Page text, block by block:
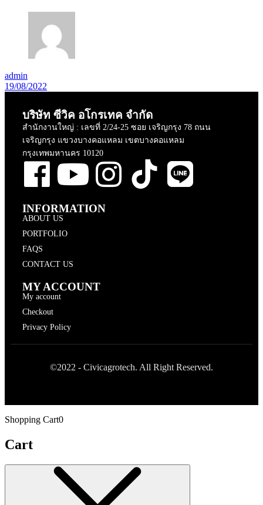
admin
19/08/2022
บริษัท ซีวิค อโกรเทค จำกัด
สำนักงานใหญ่ : เลขที่ 2/24-25 ซอย เจริญกรุง 78 ถนน
เจริญกรุง แขวงบางคอแหลม เขตบางคอแหลม
กรุงเทพมหานคร 10120
INFORMATION
ABOUT US
PORTFOLIO
FAQS
CONTACT US
MY ACCOUNT
My account
Checkout
Privacy Policy
©2022 - Civicagrotech. All Right Reserved.
Shopping Cart0
Cart